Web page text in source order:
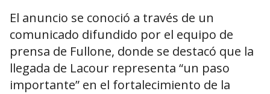
El anuncio se conoció a través de un
comunicado difundido por el equipo de
prensa de Fullone, donde se destacó que la
llegada de Lacour representa “un paso
importante” en el fortalecimiento de la